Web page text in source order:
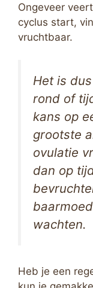
Ongeveer
cyclus start,
vruchtbaar.
Het is
rond of
kans op
grootste
ovulatie
dan op
wachten.
Heb je een